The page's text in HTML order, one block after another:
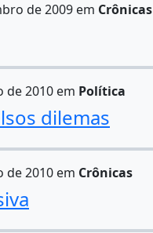
de 2009 em Crônicas
de 2010 em Política
dilemas
de 2010 em Crônicas